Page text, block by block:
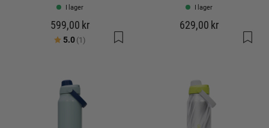
I lager
599,00 kr
Betyg:
5.0(1) utav 5 stjärnor
I lager
629,00 kr